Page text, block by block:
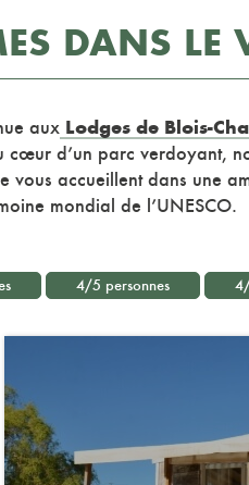
DANS LE
aux Lodges de Blois-
cœur d’un parc verdoyant,
accueillent dans une
mondial de l’UNESCO.
4/5 personnes